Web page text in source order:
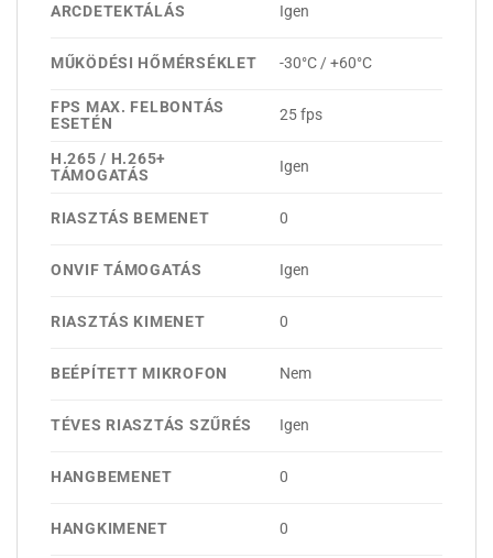
ARCDETEKTÁLÁS Igen
MŰKÖDÉSI HŐMÉRSÉKLET -30°C / +60°C
FPS MAX. FELBONTÁS
ESETÉN
25 fps
H.265 / H.265+
TÁMOGATÁS
Igen
RIASZTÁS BEMENET 0
ONVIF TÁMOGATÁS Igen
RIASZTÁS KIMENET 0
BEÉPÍTETT MIKROFON Nem
TÉVES RIASZTÁS SZŰRÉS Igen
HANGBEMENET 0
HANGKIMENET 0